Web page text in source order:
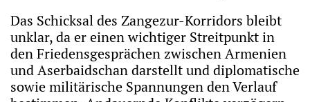
Das Schicksal des Zangezur-Korridors bleibt
unklar, da er einen wichtiger Streitpunkt in
den Friedensgesprächen zwischen Armenien
und Aserbaidschan darstellt und diplomatische
sowie militärische Spannungen den Verlauf